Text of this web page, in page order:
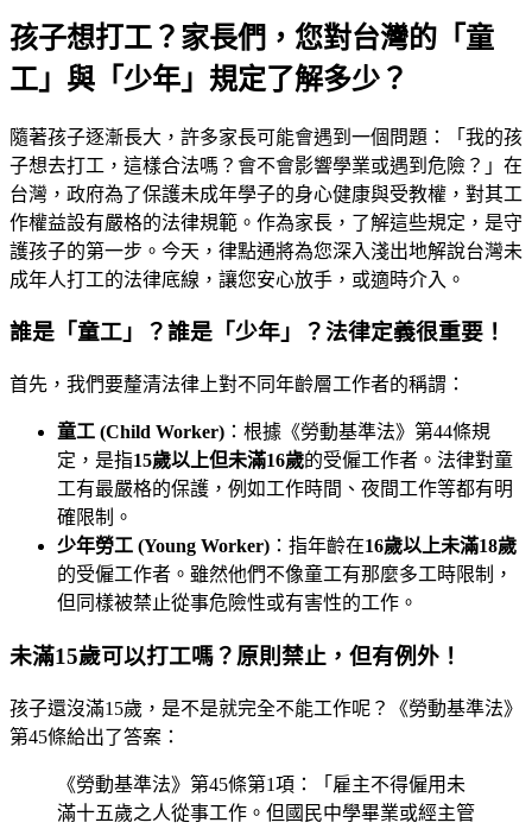
孩子想打工？家長們，您對台灣的「童
工」與「少年」規定了解多少？
隨著孩子逐漸長大，許多家長可能會遇到一個問題：「我的孩
子想去打工，這樣合法嗎？會不會影響學業或遇到危險？」在
台灣，政府為了保護未成年學子的身心健康與受教權，對其工
作權益設有嚴格的法律規範。作為家長，了解這些規定，是守
護孩子的第一步。今天，律點通將為您深入淺出地解說台灣未
成年人打工的法律底線，讓您安心放手，或適時介入。
誰是「童工」？誰是「少年」？法律定義很重要！
首先，我們要釐清法律上對不同年齡層工作者的稱謂：
童工 (Child Worker) ：根據《勞動基準法》第44條規
定，是指15歲以上但未滿16歲的受僱工作者。法律對童
工有最嚴格的保護，例如工作時間、夜間工作等都有明
確限制。
少年勞工 (Young Worker) ：指年齡在16歲以上未滿18歲
的受僱工作者。雖然他們不像童工有那麼多工時限制，
但同樣被禁止從事危險性或有害性的工作。
未滿15歲可以打工嗎？原則禁止，但有例外！
孩子還沒滿15歲，是不是就完全不能工作呢？《勞動基準法》
第45條給出了答案：
《勞動基準法》第45條第1項：「雇主不得僱用未
滿十五歲之人從事工作。但國民中學畢業或經主管